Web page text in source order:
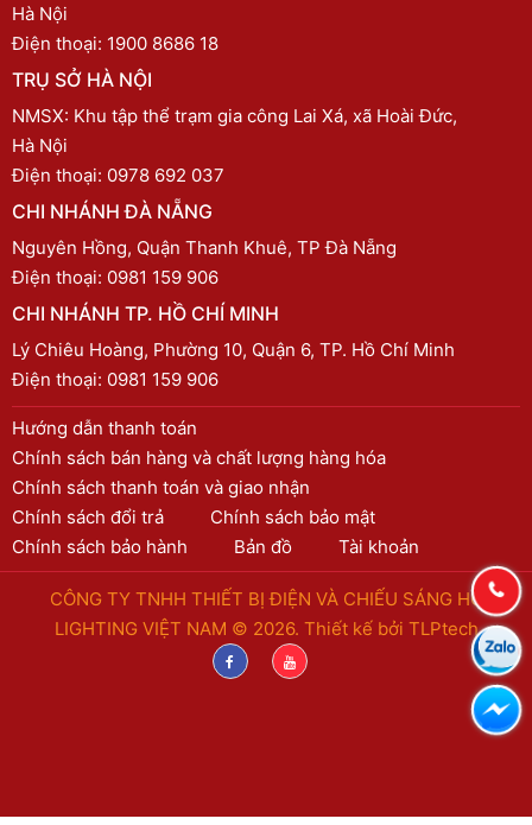
Hà Nội
Điện thoại: 1900 8686 18
TRỤ SỞ HÀ NỘI
NMSX: Khu tập thể trạm gia công Lai Xá, xã Hoài Đức,
Hà Nội
Điện thoại: 0978 692 037
CHI NHÁNH ĐÀ NẴNG
Nguyên Hồng, Quận Thanh Khuê, TP Đà Nẵng
Điện thoại: 0981 159 906
CHI NHÁNH TP. HỒ CHÍ MINH
Lý Chiêu Hoàng, Phường 10, Quận 6, TP. Hồ Chí Minh
Điện thoại: 0981 159 906
Hướng dẫn thanh toán
Chính sách bán hàng và chất lượng hàng hóa
Chính sách thanh toán và giao nhận
Chính sách đổi trả
Chính sách bảo mật
Chính sách bảo hành
Bản đồ Tài khoản
CÔNG TY TNHH THIẾT BỊ ĐIỆN VÀ CHIẾU SÁNG HC
LIGHTING VIỆT NAM © 2026. Thiết kế bởi TLPtech